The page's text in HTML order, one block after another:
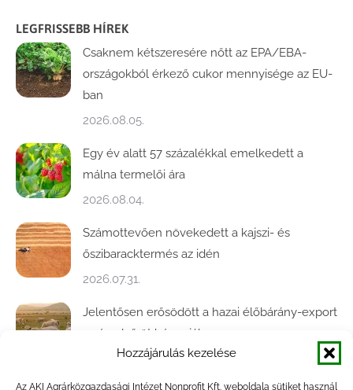
Hozzájárulás kezelése
Az AKI Agrárközgazdasági Intézet Nonprofit Kft. weboldala sütiket használ
LEGFRISSEBB HÍREK
Csaknem kétszeresére nőtt az EPA/EBA-
országokból érkező cukor mennyisége az EU-
ban
2026.08.05.
Egy év alatt 57 százalékkal emelkedett a
málna termelői ára
2026.08.04.
Számottevően növekedett a kajszi- és
őszibaracktermés az idén
2026.07.31.
Jelentősen erősödött a hazai élőbárány-export
az év első öt hónapjában
2026.07.28.